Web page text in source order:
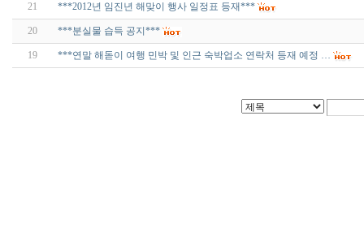
21 ***2012년 임진년 해맞이 행사 일정표 등재***
20 ***분실물 습득 공지***
19 ***연말 해돋이 여행 민박 및 인근 숙박업소 연락처 등재 예정 …